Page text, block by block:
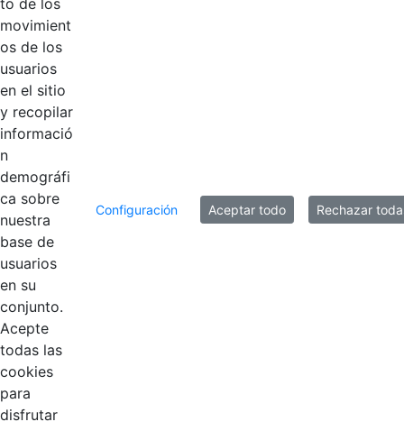
to de los
movimient
os de los
usuarios
en el sitio
y recopilar
informació
n
demográfi
ca sobre
nuestra
base de
usuarios
en su
conjunto.
Acepte
todas las
cookies
para
disfrutar
Configuración Aceptar todo Rechazar